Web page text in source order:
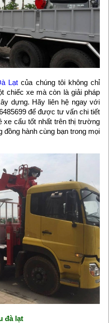
Lạt của chúng tôi không chỉ
chiếc xe mà còn là giải pháp
dựng. Hãy liên hệ ngay với
để được tư vấn chi tiết
xe cẩu tốt nhất trên thị trường
hành cùng bạn trong mọi
đà lạt